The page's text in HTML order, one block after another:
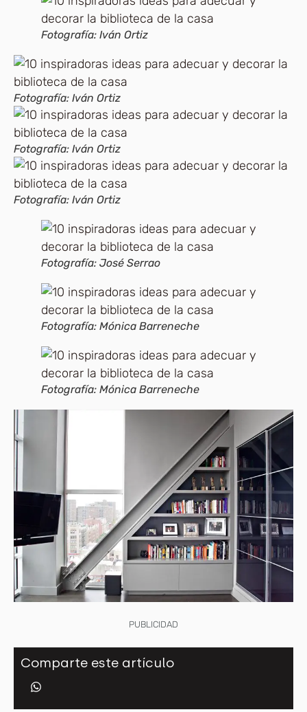
Fotografía: Iván Ortiz
Fotografía: Iván Ortiz
Fotografía: Iván Ortiz
Fotografía: Iván Ortiz
Fotografía: José Serrao
Fotografía: Mónica Barreneche
Fotografía: Mónica Barreneche
PUBLICIDAD
Comparte este artículo